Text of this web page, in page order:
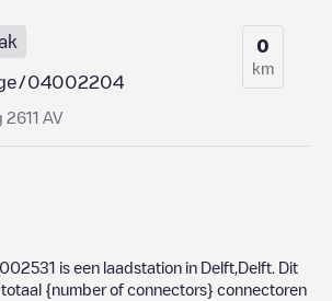
04002204
AV
0
km
is een laadstation in Delft Delft . Dit
{number of connectors} connectoren